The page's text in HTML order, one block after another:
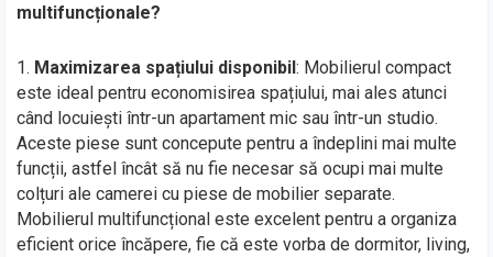
multifuncționale?
Maximizarea spațiului disponibil: Mobilierul compact
este ideal pentru economisirea spațiului, mai ales atunci
când locuiești într-un apartament mic sau într-un studio.
Aceste piese sunt concepute pentru a îndeplini mai multe
funcții, astfel încât să nu fie necesar să ocupi mai multe
colțuri ale camerei cu piese de mobilier separate.
Mobilierul multifuncțional este excelent pentru a organiza
eficient orice încăpere, fie că este vorba de dormitor, living,